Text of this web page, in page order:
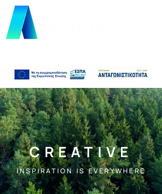
CREATIVE
INSPIRATION IS EVERYWHERE